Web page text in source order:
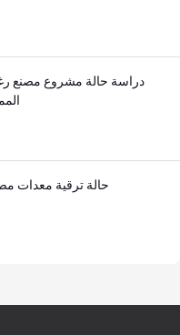
دراسة حالة مشروع مصنع
حالة ترقية معدات